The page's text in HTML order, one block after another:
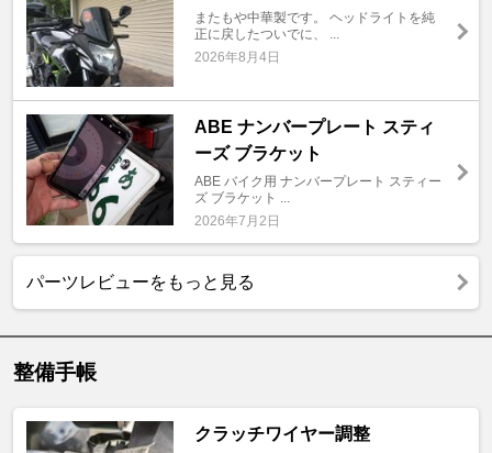
またもや中華製です。 ヘッドライトを純
正に戻したついでに、 ...
2026年8月4日
ABE ナンバープレート スティ
ーズ ブラケット
ABE バイク用 ナンバープレート スティー
ズ ブラケット ...
2026年7月2日
パーツレビューをもっと見る
整備手帳
クラッチワイヤー調整